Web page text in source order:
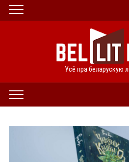
Усё пра беларускую